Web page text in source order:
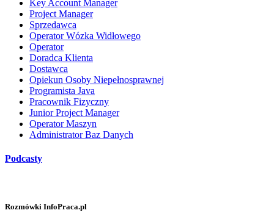
Key Account Manager
Project Manager
Sprzedawca
Operator Wózka Widłowego
Operator
Doradca Klienta
Dostawca
Opiekun Osoby Niepełnosprawnej
Programista Java
Pracownik Fizyczny
Junior Project Manager
Operator Maszyn
Administrator Baz Danych
Podcasty
Rozmówki InfoPraca.pl